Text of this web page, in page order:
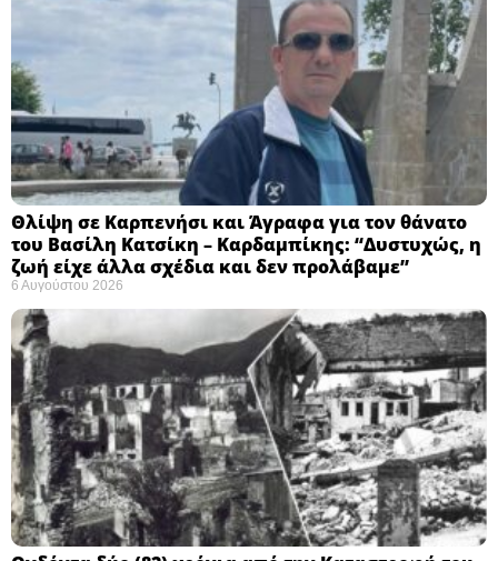
Θλίψη σε Καρπενήσι και Άγραφα για τον θάνατο
του Βασίλη Κατσίκη – Καρδαμπίκης: “Δυστυχώς, η
ζωή είχε άλλα σχέδια και δεν προλάβαμε”
6 Αυγούστου 2026